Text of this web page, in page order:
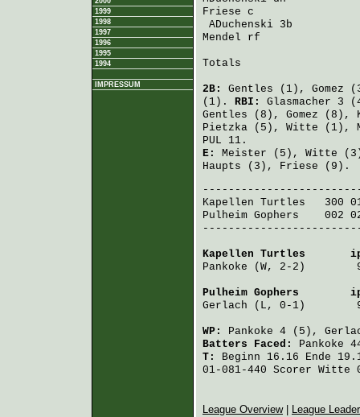
1999
1998
1997
1996
1995
1994
IMPRESSUM
Friese c
ADuchenski 3b
Mendel rf
Totals
2B: Gentles (1), Gomez
(1). RBI: Glasmacher 3
Gentles (8), Gomez (8),
Pietzka (5), Witte (1),
PUL 11.
E: Meister (5), Witte
Haupts (3), Friese (9).
Kapellen Turtles
300
Pulheim Gophers
002
Kapellen Turtles
Pankoke (W, 2-2)
Pulheim Gophers
Gerlach (L, 0-1)
WP: Pankoke 4 (5),
Batters Faced: Pankoke
T:
Beginn 16.16 Ende
01-081-440 Scorer Witte
League Overview| League